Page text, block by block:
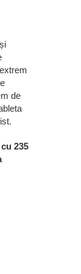
de
235